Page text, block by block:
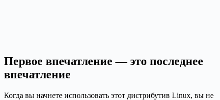
Первое впечатление — это последнее
впечатление
Когда вы начнете использовать этот дистрибутив Linux, вы не